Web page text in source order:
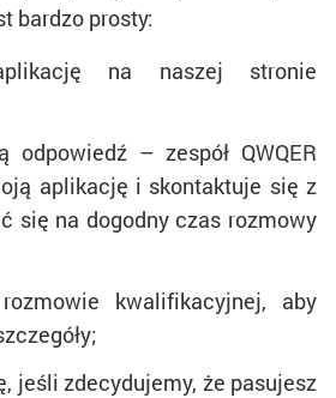
bardzo prosty:
na naszej stronie
odpowiedź – zespół QWQER
aplikację i skontaktuje się z
się na dogodny czas rozmowy
kwalifikacyjnej, aby
jeśli zdecydujemy, że pasujesz